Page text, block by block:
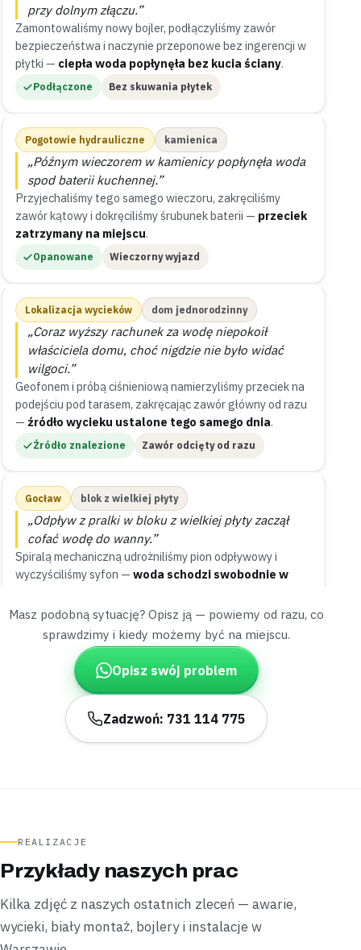
przy dolnym złączu.”
Zamontowaliśmy nowy bojler, podłączyliśmy zawór
bezpieczeństwa i naczynie przeponowe bez ingerencji w
płytki — ciepła woda popłynęła bez kucia ściany.
Podłączone Bez skuwania płytek
Pogotowie hydrauliczne kamienica
„Późnym wieczorem w kamienicy popłynęła woda
spod baterii kuchennej.”
Przyjechaliśmy tego samego wieczoru, zakręciliśmy
zawór kątowy i dokręciliśmy śrubunek baterii — przeciek
zatrzymany na miejscu.
Opanowane Wieczorny wyjazd
Lokalizacja wycieków dom jednorodzinny
„Coraz wyższy rachunek za wodę niepokoił
właściciela domu, choć nigdzie nie było widać
wilgoci.”
Geofonem i próbą ciśnieniową namierzyliśmy przeciek na
podejściu pod tarasem, zakręcając zawór główny od razu
— źródło wycieku ustalone tego samego dnia.
Źródło znalezione Zawór odcięty od razu
Gocław blok z wielkiej płyty
„Odpływ z pralki w bloku z wielkiej płyty zaczął
cofać wodę do wanny.”
Spiralą mechaniczną udrożniliśmy pion odpływowy i
wyczyściliśmy syfon — woda schodzi swobodnie w
Naprawione W godzinę
Praga-Północ apartamentowiec
„Nowo kupiona zmywarka w apartamentowcu
cieknęła tuż po pierwszym uruchomieniu.”
Podłączyliśmy zmywarkę na nowo, wymieniliśmy wężyk i
uszczelniliśmy złącze —wszystko działa bez śladu
Praga-Południe
„Czarna pleśń wzdłuż silikonu w starej kabinie
prysznicowej niepokoiła mieszkańców kamienicy.”
Usunęliśmy stary silikon, oczyściliśmy fugi i nałożyliśmy
nowe uszczelnienie bez demontażu zabudowy —kabina
znów jest szczelna.
Masz podobną sytuację? Opisz ją — powiemy od razu, co
sprawdzimy i kiedy możemy być na miejscu.
Opisz swój problem
Zadzwoń: 731 114 775
REALIZACJE
Przykłady naszych prac
Kilka zdjęć z naszych ostatnich zleceń — awarie,
wycieki, biały montaż, bojlery i instalacje w